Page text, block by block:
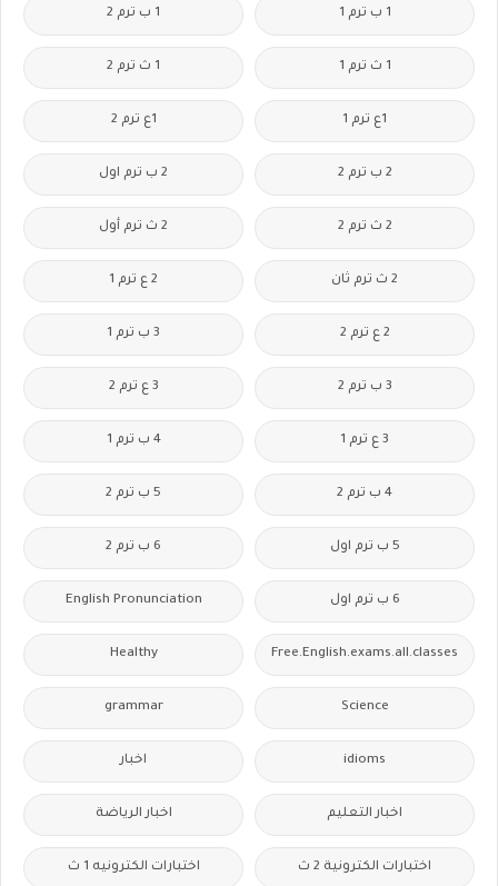
1 ب ترم 1 1 ب ترم 2
1 ث ترم 1 1 ث ترم 2
1ع ترم 1 1ع ترم 2
2 ب ترم 2 2 ب ترم اول
2 ث ترم 2 2 ث ترم أول
2 ث ترم ثان 2 ع ترم 1
2 ع ترم 2 3 ب ترم 1
3 ب ترم 2 3 ع ترم 2
3 ع ترم 1 4 ب ترم 1
4 ب ترم 2 5 ب ترم 2
5 ب ترم اول 6 ب ترم 2
6 ب ترم اول English Pronunciation
Free.English.exams.all.classes
Healthy
Science
grammar
idioms اخبار
اخبار التعليم اخبار الرياضة
اختبارات الكترونية 2 ث اختبارات الكترونيه 1 ث